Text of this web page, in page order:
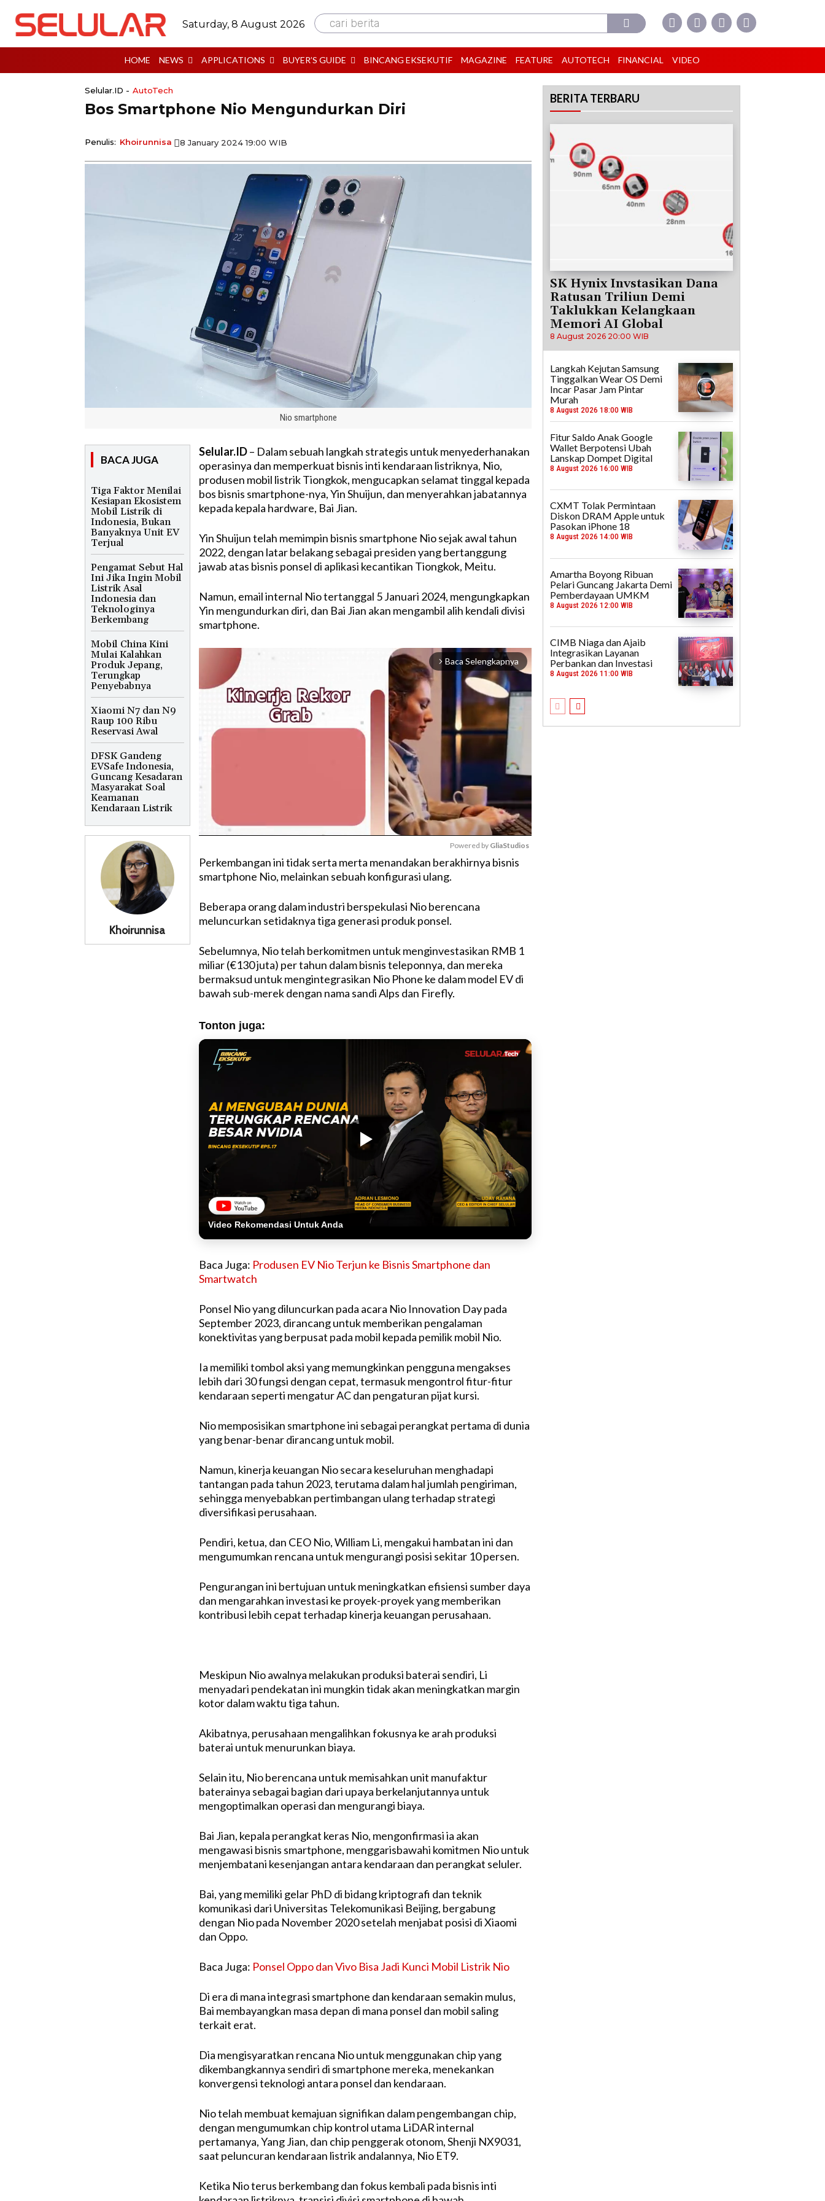
Saturday, 8 August 2026 cari berita
HOME NEWS APPLICATIONS BUYER’S GUIDE BINCANG EKSEKUTIF MAGAZINE FEATURE AUTOTECH FINANCIAL VIDEO
Selular.ID - AutoTech
Bos Smartphone Nio Mengundurkan Diri
Penulis: Khoirunnisa 8 January 2024 19:00 WIB
Nio smartphone
BACA JUGA
Tiga Faktor Menilai
Kesiapan Ekosistem
Mobil Listrik di
Indonesia, Bukan
Banyaknya Unit EV
Terjual
Pengamat Sebut Hal
Ini Jika Ingin Mobil
Listrik Asal
Indonesia dan
Teknologinya
Berkembang
Mobil China Kini
Mulai Kalahkan
Produk Jepang,
Terungkap
Penyebabnya
Xiaomi N7 dan N9
Raup 100 Ribu
Reservasi Awal
DFSK Gandeng
EVSafe Indonesia,
Guncang Kesadaran
Masyarakat Soal
Keamanan
Kendaraan Listrik
Khoirunnisa
Selular.ID– Dalam sebuah langkah strategis untuk menyederhanakan
operasinya dan memperkuat bisnis inti kendaraan listriknya, Nio,
produsen mobil listrik Tiongkok, mengucapkan selamat tinggal kepada
bos bisnis smartphone-nya, Yin Shuijun, dan menyerahkan jabatannya
kepada kepala hardware, Bai Jian.
Yin Shuijun telah memimpin bisnis smartphone Nio sejak awal tahun
2022, dengan latar belakang sebagai presiden yang bertanggung
jawab atas bisnis ponsel di aplikasi kecantikan Tiongkok, Meitu.
Namun, email internal Nio tertanggal 5 Januari 2024, mengungkapkan
Yin mengundurkan diri, dan Bai Jian akan mengambil alih kendali divisi
smartphone.
arrow_forward_ios Baca Selengkapnya
t
Powered by GliaStudios
Perkembangan ini tidak serta merta menandakan berakhirnya bisnis
smartphone Nio, melainkan sebuah konfigurasi ulang.
Beberapa orang dalam industri berspekulasi Nio berencana
meluncurkan setidaknya tiga generasi produk ponsel.
Sebelumnya, Nio telah berkomitmen untuk menginvestasikan RMB 1
miliar (€130 juta) per tahun dalam bisnis teleponnya, dan mereka
bermaksud untuk mengintegrasikan Nio Phone ke dalam model EV di
bawah sub-merek dengan nama sandi Alps dan Firefly.
Tonton juga:
Video Rekomendasi Untuk Anda
Baca Juga: Produsen EV Nio Terjun ke Bisnis Smartphone dan
Smartwatch
Ponsel Nio yang diluncurkan pada acara Nio Innovation Day pada
September 2023, dirancang untuk memberikan pengalaman
konektivitas yang berpusat pada mobil kepada pemilik mobil Nio.
Ia memiliki tombol aksi yang memungkinkan pengguna mengakses
lebih dari 30 fungsi dengan cepat, termasuk mengontrol fitur-fitur
kendaraan seperti mengatur AC dan pengaturan pijat kursi.
Nio memposisikan smartphone ini sebagai perangkat pertama di dunia
yang benar-benar dirancang untuk mobil.
Namun, kinerja keuangan Nio secara keseluruhan menghadapi
tantangan pada tahun 2023, terutama dalam hal jumlah pengiriman,
sehingga menyebabkan pertimbangan ulang terhadap strategi
diversifikasi perusahaan.
Pendiri, ketua, dan CEO Nio, William Li, mengakui hambatan ini dan
mengumumkan rencana untuk mengurangi posisi sekitar 10 persen.
Pengurangan ini bertujuan untuk meningkatkan efisiensi sumber daya
dan mengarahkan investasi ke proyek-proyek yang memberikan
kontribusi lebih cepat terhadap kinerja keuangan perusahaan.
Meskipun Nio awalnya melakukan produksi baterai sendiri, Li
menyadari pendekatan ini mungkin tidak akan meningkatkan margin
kotor dalam waktu tiga tahun.
Akibatnya, perusahaan mengalihkan fokusnya ke arah produksi
baterai untuk menurunkan biaya.
Selain itu, Nio berencana untuk memisahkan unit manufaktur
baterainya sebagai bagian dari upaya berkelanjutannya untuk
mengoptimalkan operasi dan mengurangi biaya.
Bai Jian, kepala perangkat keras Nio, mengonfirmasi ia akan
mengawasi bisnis smartphone, menggarisbawahi komitmen Nio untuk
menjembatani kesenjangan antara kendaraan dan perangkat seluler.
Bai, yang memiliki gelar PhD di bidang kriptografi dan teknik
komunikasi dari Universitas Telekomunikasi Beijing, bergabung
dengan Nio pada November 2020 setelah menjabat posisi di Xiaomi
dan Oppo.
Baca Juga: Ponsel Oppo dan Vivo Bisa Jadi Kunci Mobil Listrik Nio
Di era di mana integrasi smartphone dan kendaraan semakin mulus,
Bai membayangkan masa depan di mana ponsel dan mobil saling
terkait erat.
Dia mengisyaratkan rencana Nio untuk menggunakan chip yang
dikembangkannya sendiri di smartphone mereka, menekankan
konvergensi teknologi antara ponsel dan kendaraan.
Nio telah membuat kemajuan signifikan dalam pengembangan chip,
dengan mengumumkan chip kontrol utama LiDAR internal
pertamanya, Yang Jian, dan chip penggerak otonom, Shenji NX9031,
saat peluncuran kendaraan listrik andalannya, Nio ET9.
Ketika Nio terus berkembang dan fokus kembali pada bisnis inti
BERITA TERBARU
SK Hynix Invstasikan Dana
Ratusan Triliun Demi
Taklukkan Kelangkaan
Memori AI Global
8 August 2026 20:00 WIB
Langkah Kejutan Samsung
Tinggalkan Wear OS Demi
Incar Pasar Jam Pintar
Murah
8 August 2026 18:00 WIB
Fitur Saldo Anak Google
Wallet Berpotensi Ubah
Lanskap Dompet Digital
8 August 2026 16:00 WIB
CXMT Tolak Permintaan
Diskon DRAM Apple untuk
Pasokan iPhone 18
8 August 2026 14:00 WIB
Amartha Boyong Ribuan
Pelari Guncang Jakarta Demi
Pemberdayaan UMKM
8 August 2026 12:00 WIB
CIMB Niaga dan Ajaib
Integrasikan Layanan
Perbankan dan Investasi
8 August 2026 11:00 WIB